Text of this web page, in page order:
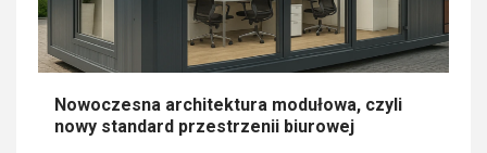
Nowoczesna architektura modułowa, czyli
nowy standard przestrzenii biurowej